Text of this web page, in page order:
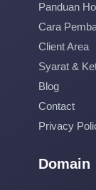
Panduan
Cara
Client Area
Syarat &
Blog
Contact
Privacy
Domain